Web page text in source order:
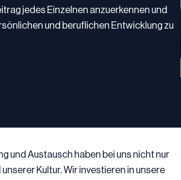
jedes Einzelnen anzuerkennen und
und beruflichen Entwicklung zu
und Austausch haben bei uns nicht nur
Kultur. Wir investieren in unsere